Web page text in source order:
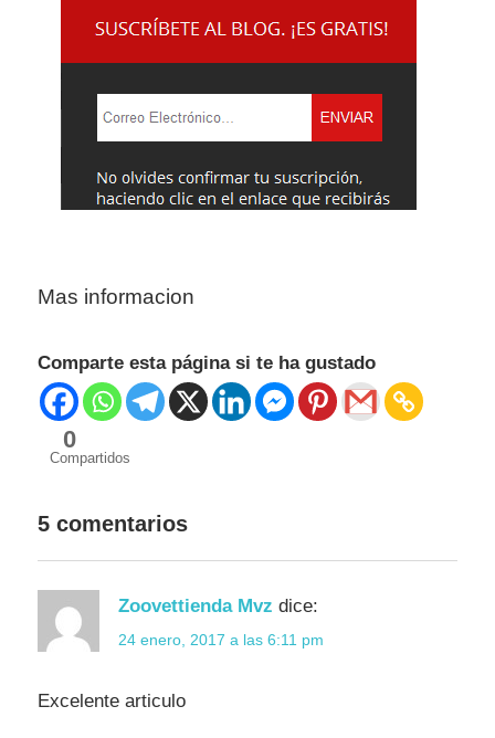
Mas informacion
Comparte esta página si te ha gustado
0
Compartidos
5 comentarios
Zoovettienda Mvz dice:
24 enero, 2017 a las 6:11 pm
Excelente articulo